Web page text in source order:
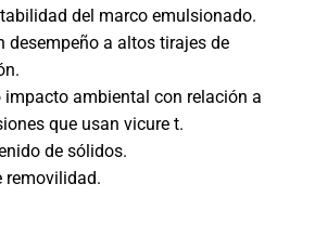
del marco emulsionado.
desempeño a altos tirajes de
impacto ambiental con relación a
que usan vicure t.
de sólidos.
removilidad.